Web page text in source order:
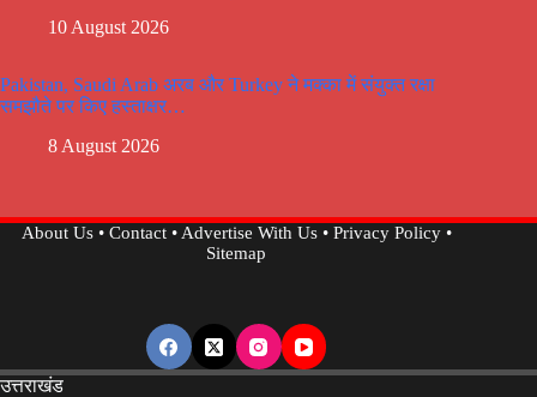
10 August 2026
Pakistan, Saudi Arab अरब और Turkey ने मक्का में संयुक्त रक्षा
समझौते पर किए हस्ताक्षर…
8 August 2026
About Us• Contact•Advertise With Us• Privacy Policy•
Sitemap
उत्तराखंड